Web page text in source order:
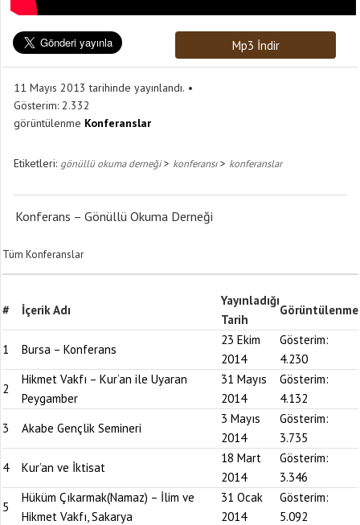
Mp3 İndir
11 Mayıs 2013 tarihinde yayınlandı.
Gösterim: 2.332
görüntülenme Konferanslar
Etiketleri: gönüllü okuma derneği> konferansı> konferanslar
Konferans – Gönüllü Okuma Derneği
Tüm Konferanslar
# İçerik Adı
Yayınladığı
Tarih
Görüntülenme
1 Bursa – Konferans
23 Ekim
2014
Gösterim:
4.230
2
Hikmet Vakfı – Kur’an ile Uyaran
Peygamber
31 Mayıs
2014
Gösterim:
4.132
3
Akabe Gençlik Semineri
3 Mayıs
2014
Gösterim:
3.735
4
Kur’an ve İktisat
18 Mart
2014
Gösterim:
3.346
5
Hüküm Çıkarmak(Namaz) – İlim ve
Hikmet Vakfı, Sakarya
31 Ocak
2014
Gösterim:
5.092